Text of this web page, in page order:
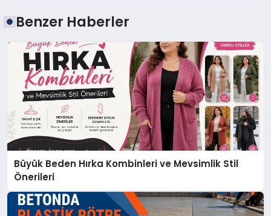
Benzer Haberler
Büyük Beden Hırka Kombinleri ve Mevsimlik Stil
Önerileri